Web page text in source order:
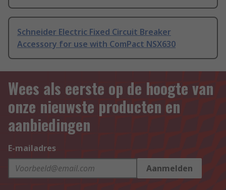
Schneider Electric Fixed Circuit Breaker
Accessory for use with ComPact NSX630
Wees als eerste op de hoogte van
onze nieuwste producten en
aanbiedingen
E-mailadres
Aanmelden